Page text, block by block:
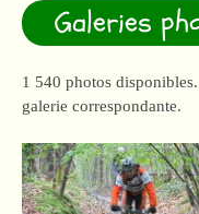
Galeries
1 540 photos
galerie correspondante.